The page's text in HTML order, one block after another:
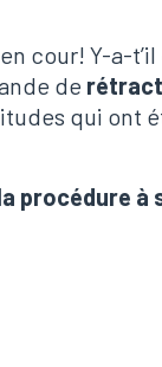
cour! Y-a-
de
qui ont
procédure à